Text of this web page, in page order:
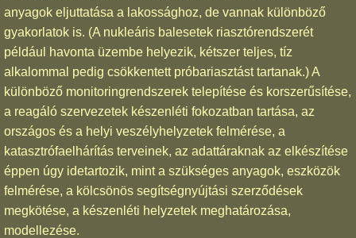
anyagok eljuttatása a lakossághoz, de vannak különböző
gyakorlatok is. (A nukleáris balesetek riasztórendszerét
például havonta üzembe helyezik, kétszer teljes, tíz
alkalommal pedig csökkentett próbariasztást tartanak.) A
különböző monitoringrendszerek telepítése és korszerűsítése,
a reagáló szervezetek készenléti fokozatban tartása, az
országos és a helyi veszélyhelyzetek felmérése, a
katasztrófaelhárítás terveinek, az adattáraknak az elkészítése
éppen úgy idetartozik, mint a szükséges anyagok, eszközök
felmérése, a kölcsönös segítségnyújtási szerződések
megkötése, a készenléti helyzetek meghatározása,
modellezése.